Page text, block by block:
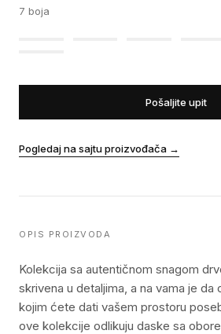
7 boja
Pošaljite upit
Pogledaj na sajtu proizvođača →
OPIS PROIZVODA
Kolekcija sa autentičnom snagom
skrivena u detaljima, a na vama je
kojim ćete dati vašem prostoru
ove kolekcije odlikuju daske sa